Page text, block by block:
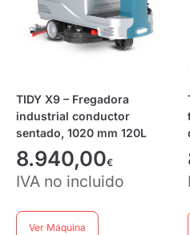
TIDY X9 – Fregadora
industrial conductor
sentado, 1020 mm 120L
8.940,00€
IVA no incluido
Ver Máquina